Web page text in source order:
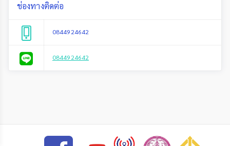
ช่องทางติดต่อ
0844924642
0844924642